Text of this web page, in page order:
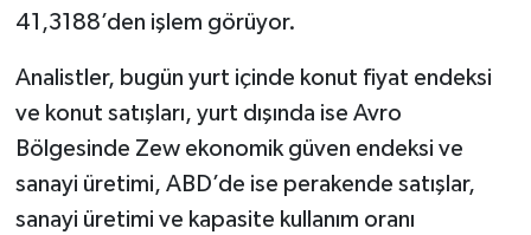
41,3188’den işlem görüyor.
Analistler, bugün yurt içinde konut fiyat endeksi
ve konut satışları, yurt dışında ise Avro
Bölgesinde Zew ekonomik güven endeksi ve
sanayi üretimi, ABD’de ise perakende satışlar,
sanayi üretimi ve kapasite kullanım oranı